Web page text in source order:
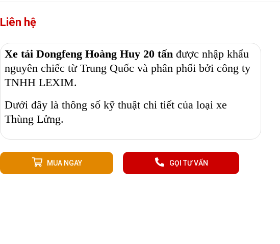
Liên hệ
Xe tải Dongfeng Hoàng Huy 20 tấn được nhập khẩu
nguyên chiếc từ Trung Quốc và phân phối bởi công ty
TNHH LEXIM.
Dưới đây là thông số kỹ thuật chi tiết của loại xe
Thùng Lửng.
MUA NGAY GỌI TƯ VẤN